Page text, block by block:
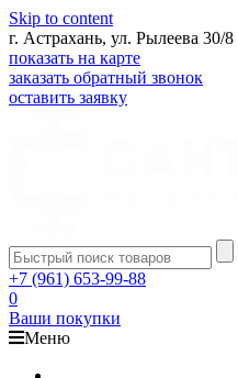
Skip to content
г. Астрахань, ул. Рылеева 30/8
показать на карте
заказать обратный звонок
оставить заявку
+7 (961) 653-99-88
0
Ваши покупки
Меню